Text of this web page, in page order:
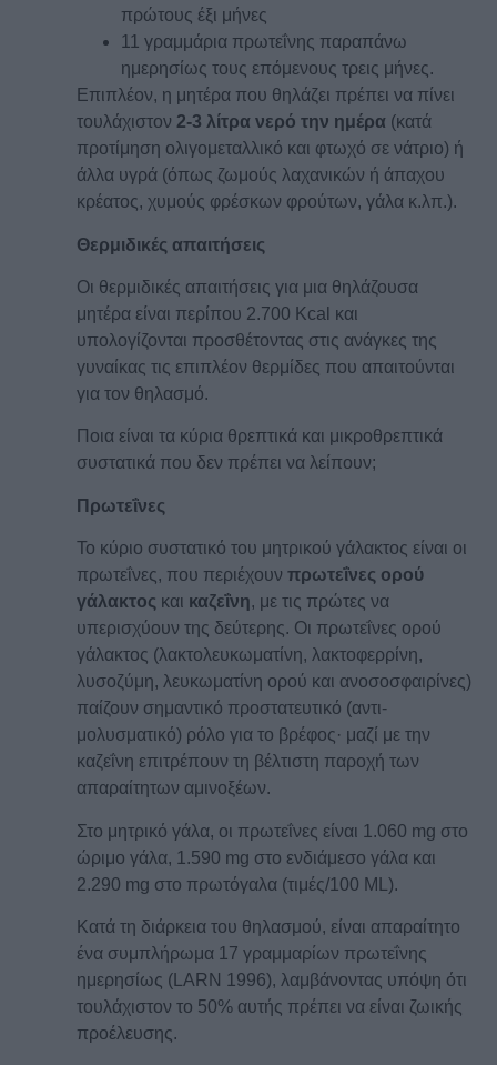
πρώτους έξι μήνες
11 γραμμάρια πρωτεΐνης παραπάνω
ημερησίως τους επόμενους τρεις μήνες.
Επιπλέον, η μητέρα που θηλάζει πρέπει να πίνει
τουλάχιστον 2-3 λίτρα νερό την ημέρα (κατά
προτίμηση ολιγομεταλλικό και φτωχό σε νάτριο) ή
άλλα υγρά (όπως ζωμούς λαχανικών ή άπαχου
κρέατος, χυμούς φρέσκων φρούτων, γάλα κ.λπ.).
Θερμιδικές απαιτήσεις
Οι θερμιδικές απαιτήσεις για μια θηλάζουσα
μητέρα είναι περίπου 2.700 Kcal και
υπολογίζονται προσθέτοντας στις ανάγκες της
γυναίκας τις επιπλέον θερμίδες που απαιτούνται
για τον θηλασμό.
Ποια είναι τα κύρια θρεπτικά και μικροθρεπτικά
συστατικά που δεν πρέπει να λείπουν;
Πρωτεΐνες
Το κύριο συστατικό του μητρικού γάλακτος είναι οι
πρωτεΐνες, που περιέχουνπρωτεΐνες ορού
γάλακτος και καζεΐνη, με τις πρώτες να
υπερισχύουν της δεύτερης. Οι πρωτεΐνες ορού
γάλακτος (λακτολευκωματίνη, λακτοφερρίνη,
λυσοζύμη, λευκωματίνη ορού και ανοσοσφαιρίνες)
παίζουν σημαντικό προστατευτικό (αντι-
μολυσματικό) ρόλο για το βρέφος· μαζί με την
καζεΐνη επιτρέπουν τη βέλτιστη παροχή των
απαραίτητων αμινοξέων.
Στο μητρικό γάλα, οι πρωτεΐνες είναι 1.060 mg στο
ώριμο γάλα, 1.590 mg στο ενδιάμεσο γάλα και
2.290 mg στο πρωτόγαλα (τιμές/100 ML).
Κατά τη διάρκεια του θηλασμού, είναι απαραίτητο
ένα συμπλήρωμα 17 γραμμαρίων πρωτεΐνης
ημερησίως (LARN 1996), λαμβάνοντας υπόψη ότι
τουλάχιστον το 50% αυτής πρέπει να είναι ζωικής
προέλευσης.